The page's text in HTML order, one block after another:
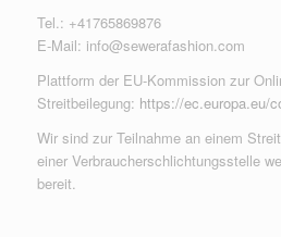
Tel.: +41765869876
E-Mail: info@sewerafashion.com
Plattform der EU-Kommission zur
Streitbeilegung: https://ec.europa.eu/
Wir sind zur Teilnahme an einem
einer Verbraucherschlichtungsstelle
bereit.